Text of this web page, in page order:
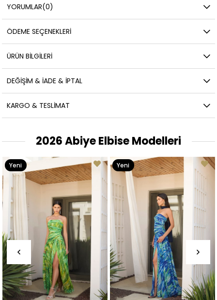
YORUMLAR(0)
ÖDEME SEÇENEKLERI
ÜRÜN BILGILERI
DEĞIŞIM & İADE & İPTAL
KARGO & TESLIMAT
2026 Abiye Elbise Modelleri
Yeni
Ürün
Yeni
Ürün